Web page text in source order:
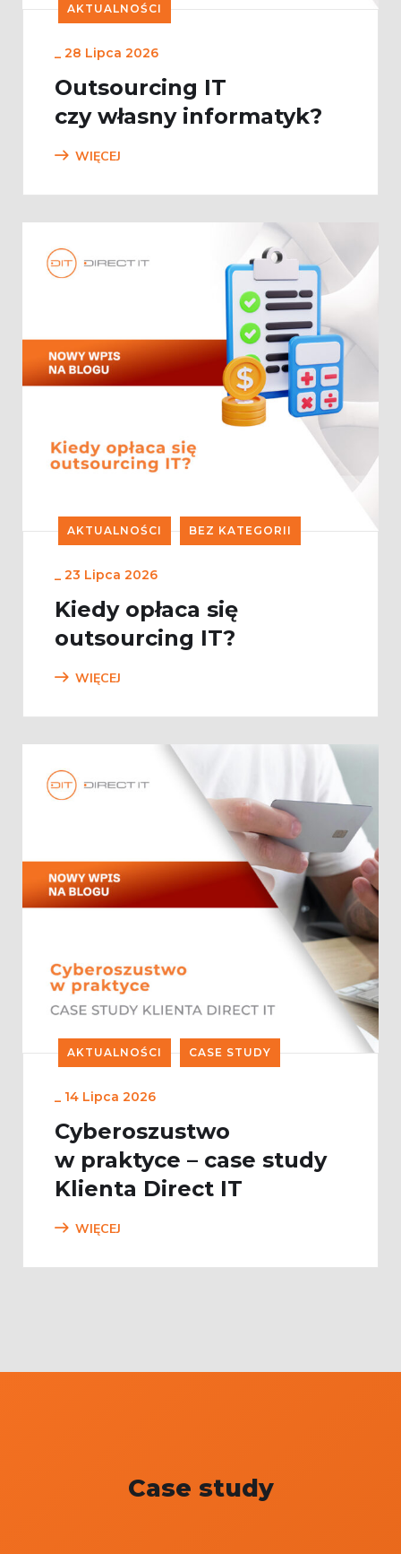
AKTUALNOŚCI
_ 28 Lipca 2026
Outsourcing IT
czy własny informatyk?
WIĘCEJ
AKTUALNOŚCI BEZ KATEGORII
_ 23 Lipca 2026
Kiedy opłaca się
outsourcing IT?
WIĘCEJ
AKTUALNOŚCI CASE STUDY
_ 14 Lipca 2026
Cyberoszustwo
w praktyce – case study
Klienta Direct IT
WIĘCEJ
Case study